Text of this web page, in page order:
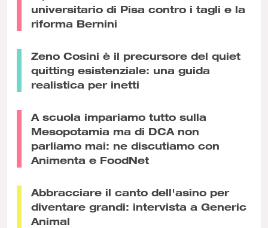
universitario di Pisa contro i tagli e la
riforma Bernini
Zeno Cosini è il precursore del quiet
quitting esistenziale: una guida
realistica per inetti
A scuola impariamo tutto sulla
Mesopotamia ma di DCA non
parliamo mai: ne discutiamo con
Animenta e FoodNet
Abbracciare il canto dell'asino per
diventare grandi: intervista a Generic
Animal